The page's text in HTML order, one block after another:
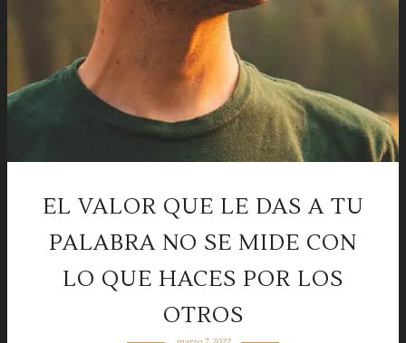
EL VALOR QUE LE DAS A TU
PALABRA NO SE MIDE CON
LO QUE HACES POR LOS
OTROS